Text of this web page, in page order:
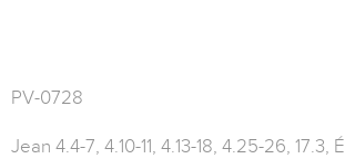
PV-0728
Jean 4.4-7, 4.10-11, 4.13-18, 4.25-26, 17.3,